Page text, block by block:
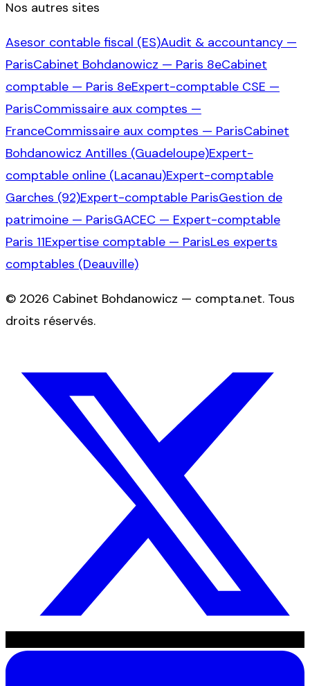
Nos autres sites
Asesor contable fiscal (ES)Audit & accountancy —
ParisCabinet Bohdanowicz — Paris 8eCabinet
comptable — Paris 8eExpert-comptable CSE —
ParisCommissaire aux comptes —
FranceCommissaire aux comptes — ParisCabinet
Bohdanowicz Antilles (Guadeloupe)Expert-
comptable online (Lacanau)Expert-comptable
Garches (92)Expert-comptable ParisGestion de
patrimoine — ParisGACEC — Expert-comptable
Paris 11Expertise comptable — ParisLes experts
comptables (Deauville)
© 2026 Cabinet Bohdanowicz — compta.net. Tous
droits réservés.